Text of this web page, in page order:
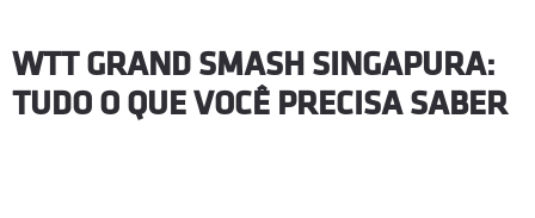
WTT GRAND SMASH SINGAPURA:
TUDO O QUE VOCÊ PRECISA SABER